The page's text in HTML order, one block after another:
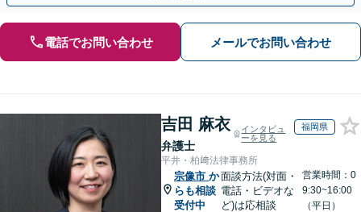
電話でお問い合わせ メールでお問い合わせ
吉田 麻衣
弁護士
インタビュ
ーを見る
福岡県
平井・柏﨑法律事務所
宗像市 か
らも相談
受付中
面談方法(対面・
電話・ビデオな
ど)は応相談
営業時間：0
9:30~16:00
（平日）